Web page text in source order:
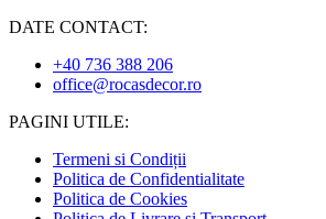
DATE CONTACT:
+40 736 388 206
office@rocasdecor.ro
PAGINI UTILE:
Termeni si Condiții
Politica de Confidentialitate
Politica de Cookies